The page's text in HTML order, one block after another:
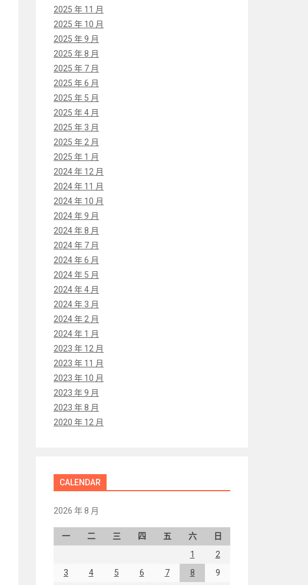
2025 年 11 月
2025 年 10 月
2025 年 9 月
2025 年 8 月
2025 年 7 月
2025 年 6 月
2025 年 5 月
2025 年 4 月
2025 年 3 月
2025 年 2 月
2025 年 1 月
2024 年 12 月
2024 年 11 月
2024 年 10 月
2024 年 9 月
2024 年 8 月
2024 年 7 月
2024 年 6 月
2024 年 5 月
2024 年 4 月
2024 年 3 月
2024 年 2 月
2024 年 1 月
2023 年 12 月
2023 年 11 月
2023 年 10 月
2023 年 9 月
2023 年 8 月
2020 年 12 月
CALENDAR
2026 年 8 月
一 二 三 四 五 六
日
1
2
3
4 5 6 7 8
9